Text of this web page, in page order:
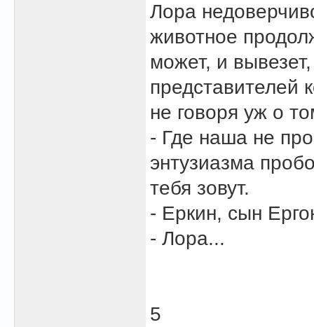
Лора
животное
может, и
представителей
не говоря уж о
- Где наша не
энтузиазма
тебя зовут.
- Еркин, сын
- Лора...
5